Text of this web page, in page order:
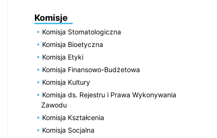
Komisje
Komisja Stomatologiczna
Komisja Bioetyczna
Komisja Etyki
Komisja Finansowo-Budżetowa
Komisja Kultury
Komisja ds. Rejestru i Prawa Wykonywania
Zawodu
Komisja Kształcenia
Komisja Socjalna